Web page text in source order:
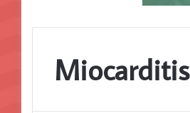
Miocarditis